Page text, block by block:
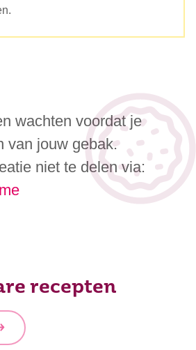
wachten voordat je
van jouw gebak.
niet te delen via:
recepten